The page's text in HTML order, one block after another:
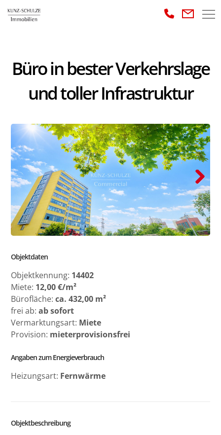
Büro in bester Verkehrslage
und toller Infrastruktur
Next
Objektdaten
Objektkennung: 14402
Miete: 12,00 €/m²
Bürofläche:ca. 432,00 m²
frei ab:ab sofort
Vermarktungsart: Miete
Provision: mieterprovisionsfrei
Angaben zum Energieverbrauch
Heizungsart: Fernwärme
Objektbeschreibung